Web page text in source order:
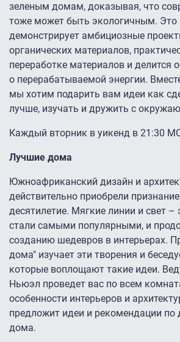
зеленым домам, доказывая, что
тоже может быть экологичным. Это
демонстрирует амбициозные
органических материалов,
переработке материалов и делится
о перерабатываемой энергии.
мы хотим подарить вам идеи как
лучше, изучать и дружить с
Каждый вторник в уикенд в 21:30
Лучшие дома
Южноафриканский дизайн и
действительно приобрели
десятилетие. Мягкие линии и свет
стали самыми популярными, и
созданию шедевров в интерьерах.
дома" изучает эти творения и
которые воплощают такие идеи.
Ньюэл проведет вас по всем
особенности интерьеров и
предложит идеи и рекомендации по
дома.